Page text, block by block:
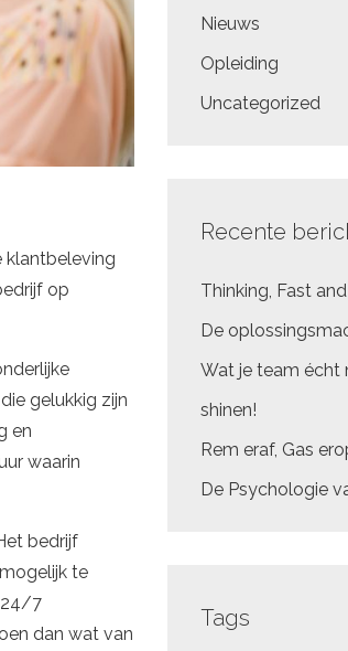
klantbeleving
op
gelukkig zijn
en
waarin
bedrijf
te
24/7
dan wat van
Nieuws
Opleiding
Uncategorized
Recente
Thinking, Fast
De
Wat je team écht
shinen!
Rem eraf, Gas
De Psychologie
Tags